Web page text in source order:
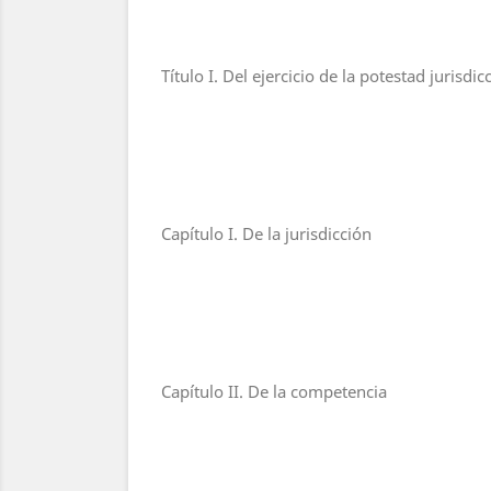
Título I. Del ejercicio de la potestad
Capítulo I. De la jurisdicción
Capítulo II. De la competencia